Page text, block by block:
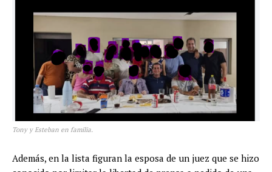
Tony y Esteban en familia.
Además, en la lista figuran la esposa de un juez que se hizo